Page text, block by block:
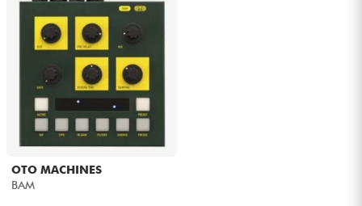
OTO MACHINES
BAM